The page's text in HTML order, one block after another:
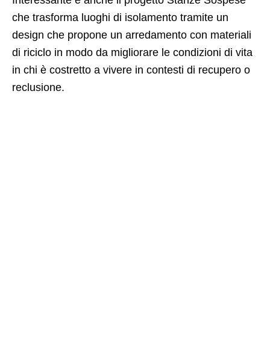
che trasforma luoghi di isolamento tramite un
design che propone un arredamento con materiali
di riciclo in modo da migliorare le condizioni di vita
in chi è costretto a vivere in contesti di recupero o
reclusione.